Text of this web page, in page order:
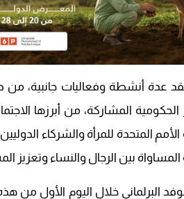
عدة أنشطة وفعاليات جانبية، من
المشاركة، من أبرزها
المتحدة للمرأة والشركاء
بين الرجال والنساء وتعزيز
البرلماني خلال اليوم الأول من هذه